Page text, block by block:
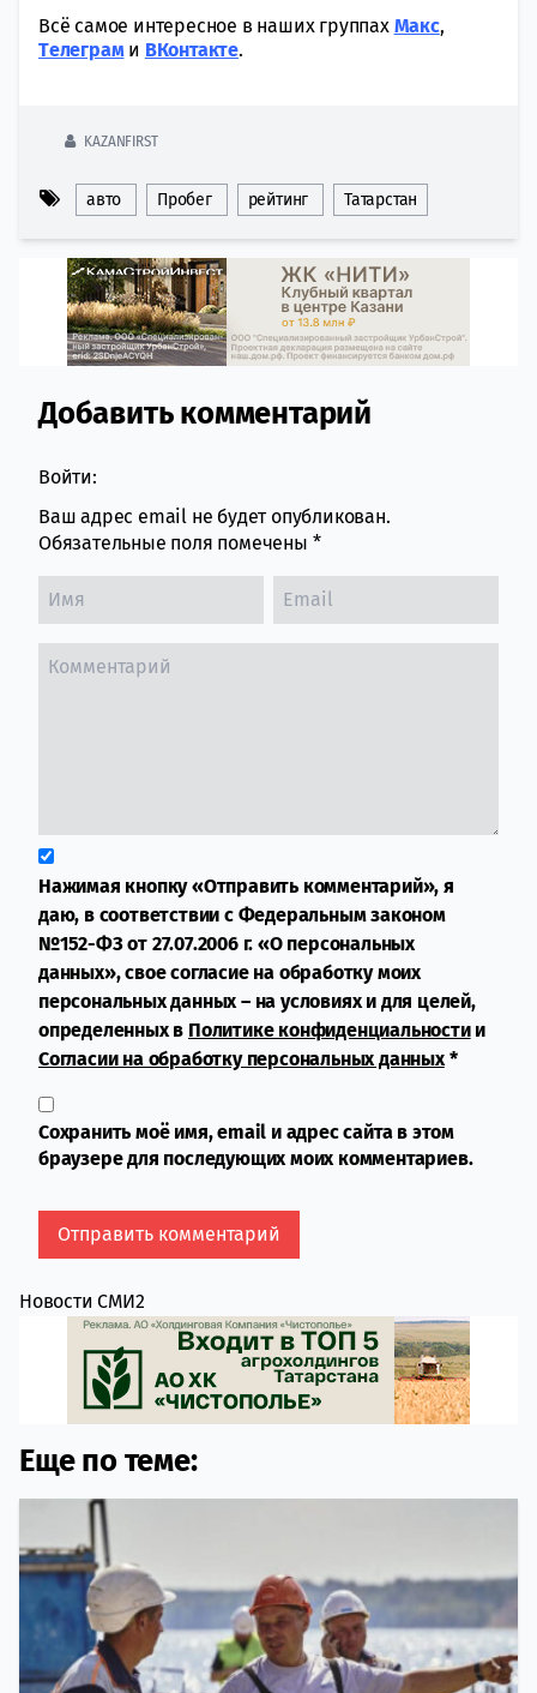
Всё самое интересное в наших группах Макс,
Tелеграми ВКонтакте.
KAZANFIRST
авто Пробег рейтинг Татарстан
Comment section
Добавить комментарий
Войти:
Ваш адрес email не будет опубликован.
Обязательные поля помечены *
Нажимая кнопку «Отправить комментарий», я
даю, в соответствии с Федеральным законом
№152-ФЗ от 27.07.2006 г. «О персональных
данных», свое согласие на обработку моих
персональных данных – на условиях и для целей,
определенных в Политике конфиденциальностии
Согласии на обработку персональных данных*
Сохранить моё имя, email и адрес сайта в этом
браузере для последующих моих комментариев.
Новости СМИ2
Еще по теме: